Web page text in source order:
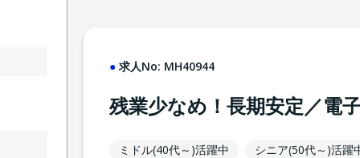
求人No: MH40944
残業少なめ！長期安定／電
ミドル(40代～)活躍中
シニア(50代～)活躍